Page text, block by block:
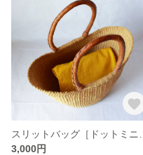
3,000円